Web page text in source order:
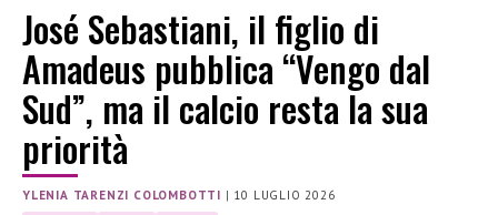
José Sebastiani, il figlio di
Amadeus pubblica “Vengo dal
Sud”, ma il calcio resta la sua
priorità
YLENIA TARENZI COLOMBOTTI | 10 LUGLIO 2026